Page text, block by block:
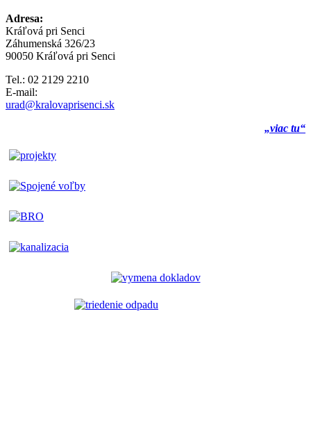
Adresa:
Kráľová pri Senci
Záhumenská 326/23
90050 Kráľová pri Senci
Tel.: 02 2129 2210
E-mail:
urad@kralovaprisenci.sk
„viac tu“